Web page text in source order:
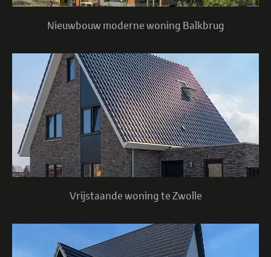
Nieuwbouw moderne woning Balkbrug
Vrijstaande woning te Zwolle